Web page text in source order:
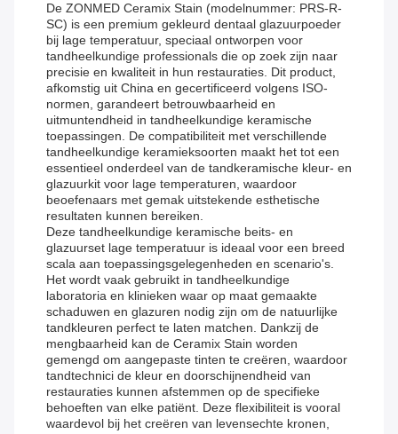
De ZONMED Ceramix Stain (modelnummer: PRS-R-
SC) is een premium gekleurd dentaal glazuurpoeder
bij lage temperatuur, speciaal ontworpen voor
tandheelkundige professionals die op zoek zijn naar
precisie en kwaliteit in hun restauraties. Dit product,
afkomstig uit China en gecertificeerd volgens ISO-
normen, garandeert betrouwbaarheid en
uitmuntendheid in tandheelkundige keramische
toepassingen. De compatibiliteit met verschillende
tandheelkundige keramieksoorten maakt het tot een
essentieel onderdeel van de tandkeramische kleur- en
glazuurkit voor lage temperaturen, waardoor
beoefenaars met gemak uitstekende esthetische
resultaten kunnen bereiken.
Deze tandheelkundige keramische beits- en
glazuurset lage temperatuur is ideaal voor een breed
scala aan toepassingsgelegenheden en scenario's.
Het wordt vaak gebruikt in tandheelkundige
laboratoria en klinieken waar op maat gemaakte
schaduwen en glazuren nodig zijn om de natuurlijke
tandkleuren perfect te laten matchen. Dankzij de
mengbaarheid kan de Ceramix Stain worden
gemengd om aangepaste tinten te creëren, waardoor
tandtechnici de kleur en doorschijnendheid van
restauraties kunnen afstemmen op de specifieke
behoeften van elke patiënt. Deze flexibiliteit is vooral
waardevol bij het creëren van levensechte kronen,